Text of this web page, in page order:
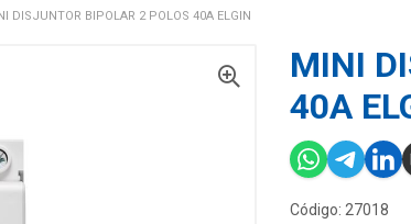
DISJUNTOR BIPOLAR 2 POLOS 40A ELGIN
MINI
40A
Código: 27018